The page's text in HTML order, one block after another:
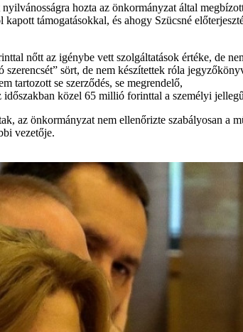
hozta az önkormányzat által
támogatásokkal, és ahogy Szücsné
nőtt az igénybe vett szolgáltatások értéke, de
szerencsét” sört, de nem készítettek róla
tartozott se szerződés, se megrendelő,
közel 65 millió forinttal a személyi
az önkormányzat nem ellenőrizte szabályosan a
vezetője.